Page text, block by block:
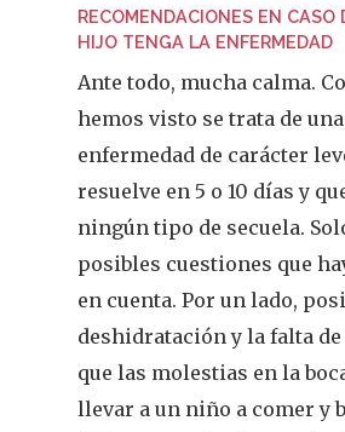
RECOMENDACIONES EN CASO
HIJO TENGA LA ENFERMEDAD
Ante todo, mucha calma.
hemos visto se trata de una
enfermedad de carácter
resuelve en 5 o 10 días y
ningún tipo de secuela.
posibles cuestiones que
en cuenta. Por un lado,
deshidratación y la falta
que las molestias en la
llevar a un niño a comer y